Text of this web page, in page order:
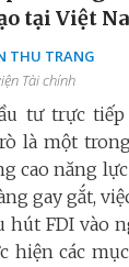
tại Việt
THU TRANG
Tài chính
tư trực
là một
cao năng
gay gắt,
FDI vào
hiện các